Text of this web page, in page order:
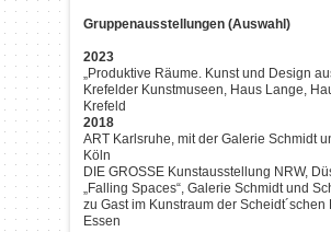
Gruppenausstellungen (Auswahl)
2023
„Produktive Räume. Kunst und Design
Krefelder Kunstmuseen, Haus Lange,
Krefeld
2018
ART Karlsruhe, mit der Galerie Schmidt
Köln
DIE GROSSE Kunstausstellung NRW,
„Falling Spaces“, Galerie Schmidt und
zu Gast im Kunstraum der Scheidt´schen
Essen